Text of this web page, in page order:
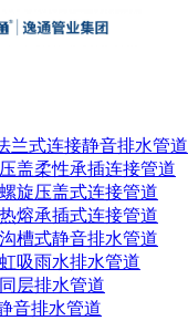
兰式连接静音排水管道
盖柔性承插连接管道
旋压盖式连接管道
熔承插式连接管道
槽式静音排水管道
吸雨水排水管道
层排水管道
音排水管道